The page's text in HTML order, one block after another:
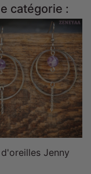
catégorie :
Jenny